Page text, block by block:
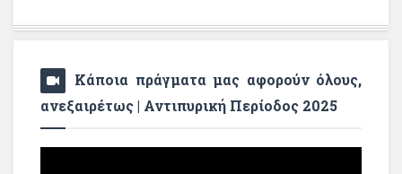
Κάποια πράγματα μας αφορούν όλους,
ανεξαιρέτως | Αντιπυρική Περίοδος 2025